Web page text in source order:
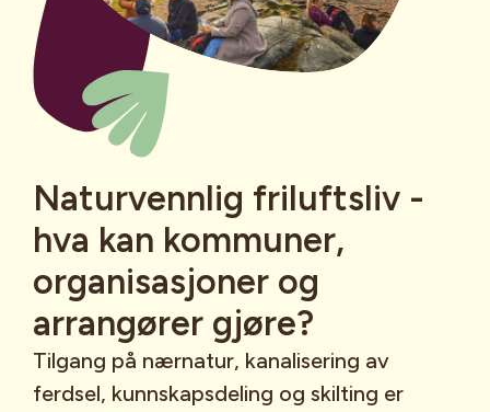
Naturvennlig friluftsliv -
hva kan kommuner,
organisasjoner og
arrangører gjøre?
Tilgang på nærnatur, kanalisering av
ferdsel, kunnskapsdeling og skilting er